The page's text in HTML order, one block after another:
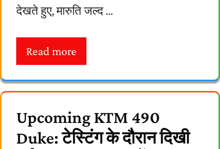
देखते हुए, मारुति जल्द …
Read more
Upcoming KTM 490
Duke: टेस्टिंग के दौरान दिखी